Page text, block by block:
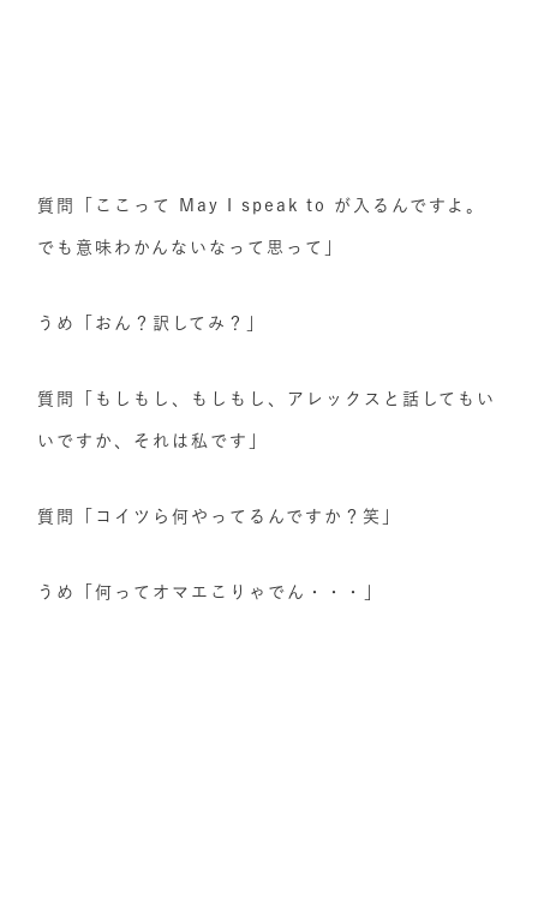
質問「ここって May I speak to が入るんですよ。
でも意味わかんないなって思って」
うめ「おん？訳してみ？」
質問「もしもし、もしもし、アレックスと話してもい
いですか、それは私です」
質問「コイツら何やってるんですか？笑」
うめ「何ってオマエこりゃでん・・・」